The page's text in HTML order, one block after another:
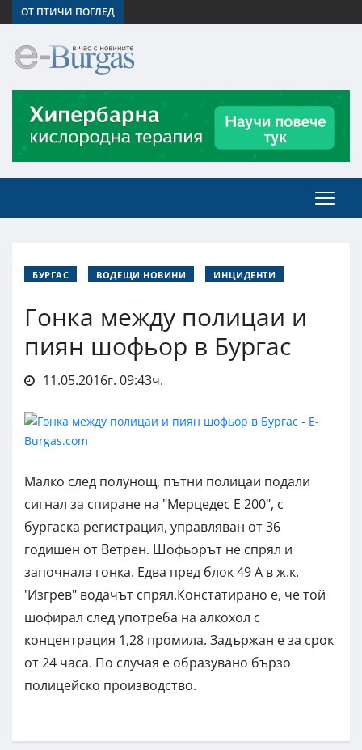
ОТ ПТИЧИ ПОГЛЕД
БУРГАС ВОДЕЩИ НОВИНИ ИНЦИДЕНТИ
Гонка между полицаи и
пиян шофьор в Бургас
11.05.2016г. 09:43ч.
Малко след полунощ, пътни полицаи подали
сигнал за спиране на "Мерцедес Е 200", с
бургаска регистрация, управляван от 36
годишен от Ветрен. Шофьорът не спрял и
започнала гонка. Едва пред блок 49 А в ж.к.
'Изгрев" водачът спрял.Констатирано е, че той
шофирал след употреба на алкохол с
концентрация 1,28 промила. Задържан е за срок
от 24 часа. По случая е образувано бързо
полицейско производство.